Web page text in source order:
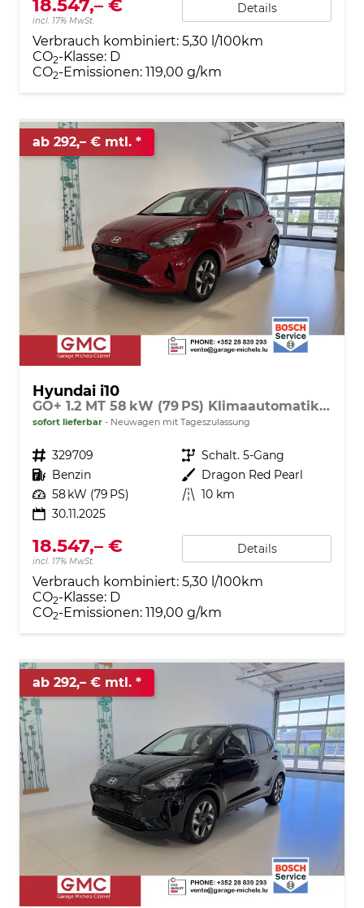
18.547,– €
incl. 17% MwSt.
Details
Verbrauch kombiniert: 5,30 l/100km
CO2-Klasse: D
CO2-Emissionen: 119,00 g/km
ab 292,– € mtl.
Hyundai i10
GO+ 1.2 MT 58 kW (79 PS) Klimaautomatik, Navigationssystem, Apple CarPlay & Android Auto, Sitzheizung, Lenkradheizung, Einparkhilfe hinten, Rückfahrkamera, Privacy Glass, 15" Leichtmetallfelgen, uvm.
sofort lieferbar Neuwagen mit Tageszulassung
Fahrzeugnr. 329709 Getriebe Schalt. 5-Gang
Kraftstoff Benzin Außenfarbe Dragon Red Pearl
Leistung 58 kW (79 PS) Kilometerstand 10 km
30.11.2025
18.547,– €
incl. 17% MwSt.
Details
Verbrauch kombiniert: 5,30 l/100km
CO2-Klasse: D
CO2-Emissionen: 119,00 g/km
ab 292,– € mtl.